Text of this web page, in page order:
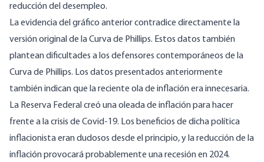
reducción del desempleo.
La evidencia del gráfico anterior contradice directamente la
versión original de la Curva de Phillips. Estos datos también
plantean dificultades a los defensores contemporáneos de la
Curva de Phillips. Los datos presentados anteriormente
también indican que la reciente ola de inflación era innecesaria.
La Reserva Federal creó una oleada de inflación para hacer
frente a la crisis de Covid-19. Los beneficios de dicha política
inflacionista eran dudosos desde el principio, y la reducción de la
inflación provocará probablemente una recesión en 2024.